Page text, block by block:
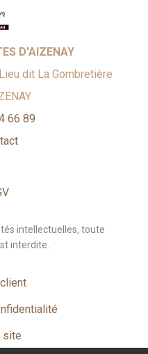
D'AIZENAY
dit La Gombretière
66 89
intellectuelles, toute
interdite.
site